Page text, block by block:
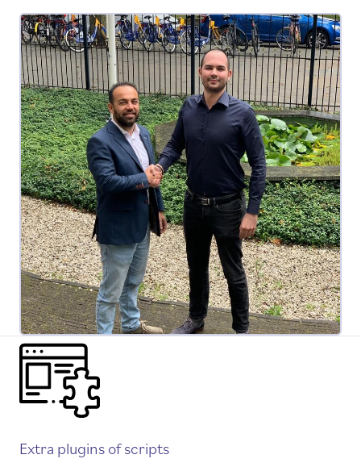
Extra plugins of scripts